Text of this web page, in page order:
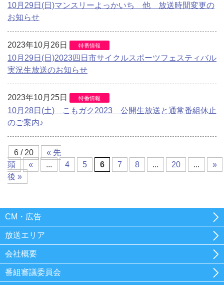
10月29日(日)マンスリーよっかいち 他 放送時間変更の
お知らせ
2023年10月26日 特番情報
10月29日(日)2023四日市サイクルスポーツフェスティバル
実況生放送のお知らせ
2023年10月25日 特番情報
10月28日(土) こもガク2023 公開生放送と通常番組休止
のご案内♪
6 / 20
« 先
頭
« ... 4 5 6 7 8 ... 20 ...
»
後 »
CM・広告
放送エリア
会社概要
番組審議委員会